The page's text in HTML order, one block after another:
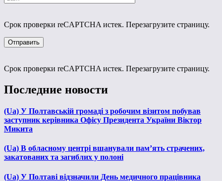
Срок проверки reCAPTCHA истек. Перезагрузите страницу.
Срок проверки reCAPTCHA истек. Перезагрузите страницу.
Последние новости
(Ua) У Полтавській громаді з робочим візитом побував
заступник керівника Офісу Президента України Віктор
Микита
(Ua) В обласному центрі вшанували пам’ять страчених,
закатованих та загиблих у полоні
(Ua) У Полтаві відзначили День медичного працівника